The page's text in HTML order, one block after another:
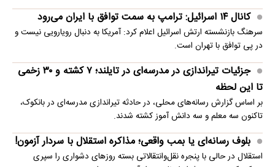
کانال ۱۴ اسرائیل: ترامپ به سمت توافق با ایران می‌رود
سرهنگ بازنشسته ارتش اسرائیل اعلام کرد: آمریکا به دنبال رویارویی نیست و
در پی توافق با تهران است.
جزئیات تیراندازی در مدرسه‌ای در تایلند؛ ۷ کشته و ۳۰ زخمی
تا این لحظه
بر اساس گزارش رسانه‌های محلی، در حادثه تیراندازی مدرسه‌ای در بانکوک،
تاکنون سه معلم و سه دانش آموز کشته شدند.
بلوف رسانه‌ای یا بمب واقعی؛ مذاکره استقلال با سردار آزمون!
استقلال در حالی با پنجره نقل‌وانتقالاتی بسته روزهای دشواری را سپری